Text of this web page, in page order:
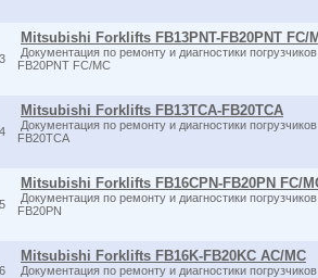
Mitsubishi Forklifts FB13PNT-FB20PNT FC/
Документация по ремонту и диагностики
FB20PNT FC/MC
Mitsubishi Forklifts FB13TCA-FB20TCA
Документация по ремонту и диагностики
FB20TCA
Mitsubishi Forklifts FB16CPN-FB20PN FC/
Документация по ремонту и диагностики
FB20PN
Mitsubishi Forklifts FB16K-FB20KC AC/MC
Документация по ремонту и диагностики